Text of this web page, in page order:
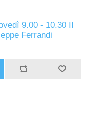
9.00 - 10.30 II
Ferrandi